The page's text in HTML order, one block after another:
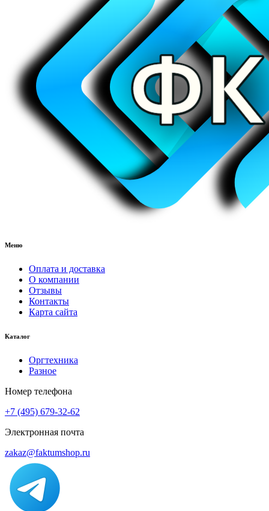
Меню
Оплата и доставка
О компании
Отзывы
Контакты
Карта сайта
Каталог
Оргтехника
Разное
Номер телефона
+7 (495) 679-32-62
Электронная почта
zakaz@faktumshop.ru